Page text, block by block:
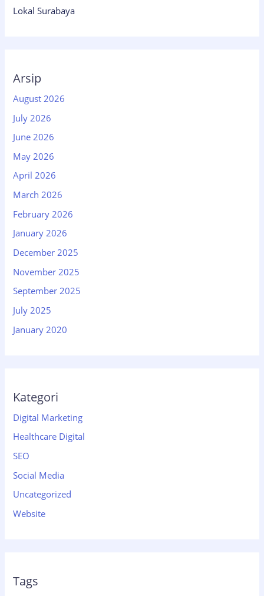
Lokal Surabaya
Arsip
August 2026
July 2026
June 2026
May 2026
April 2026
March 2026
February 2026
January 2026
December 2025
November 2025
September 2025
July 2025
January 2020
Kategori
Digital Marketing
Healthcare Digital
SEO
Social Media
Uncategorized
Website
Tags